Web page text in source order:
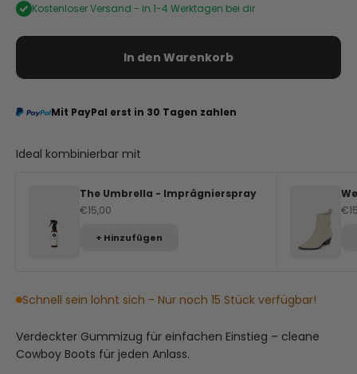
Kostenloser Versand - in 1-4 Werktagen bei dir
In den Warenkorb
Mit PayPal erst in 30 Tagen zahlen
Ideal kombinierbar mit
The Umbrella - Imprägnierspray
Angebot
€15,00
+ Hinzufügen
Schnell sein lohnt sich - Nur noch 15 Stück verfügbar!
Verdeckter Gummizug für einfachen Einstieg – cleane
Cowboy Boots für jeden Anlass.